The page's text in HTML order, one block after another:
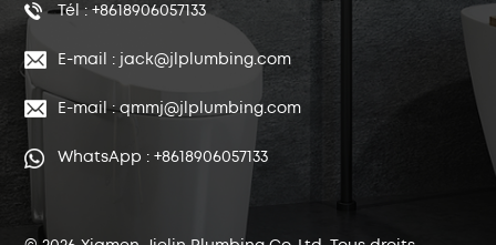
Tél : +8618906057133
E-mail : jack@jlplumbing.com
E-mail : qmmj@jlplumbing.com
WhatsApp : +8618906057133